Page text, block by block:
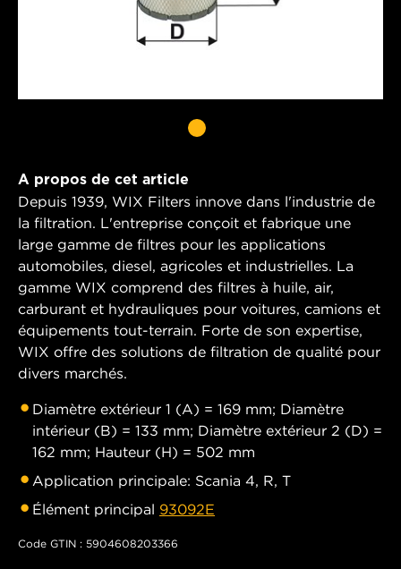
A propos de cet article
Depuis 1939, WIX Filters innove dans l'industrie de
la filtration. L'entreprise conçoit et fabrique une
large gamme de filtres pour les applications
automobiles, diesel, agricoles et industrielles. La
gamme WIX comprend des filtres à huile, air,
carburant et hydrauliques pour voitures, camions et
équipements tout-terrain. Forte de son expertise,
WIX offre des solutions de filtration de qualité pour
divers marchés.
Diamètre extérieur 1 (A) = 169 mm; Diamètre
intérieur (B) = 133 mm; Diamètre extérieur 2 (D) =
162 mm; Hauteur (H) = 502 mm
Application principale: Scania 4, R, T
Élément principal 93092E
Code GTIN : 5904608203366